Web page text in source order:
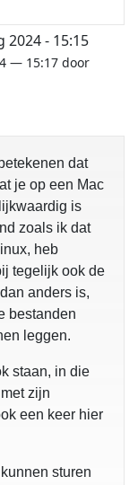
2024 - 15:15
— 15:17 door
dat
je op een Mac
is
zoals ik dat
heb
tegelijk ook de
anders is,
bestanden
leggen.
staan, in die
zijn
een keer hier
sturen